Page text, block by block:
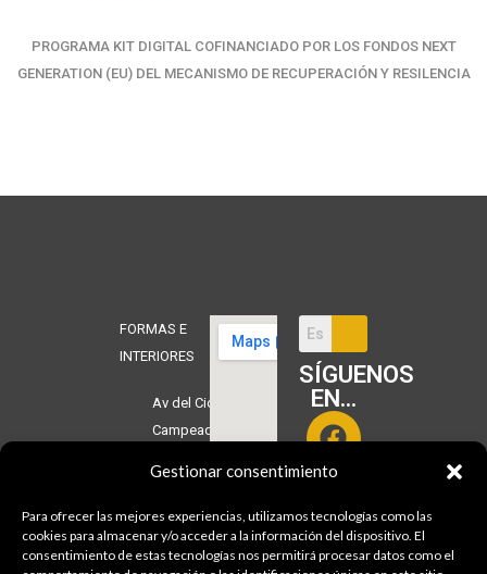
Gestionar consentimiento
Para ofrecer las mejores experiencias, utilizamos tecnologías como las
cookies para almacenar y/o acceder a la información del dispositivo. El
consentimiento de estas tecnologías nos permitirá procesar datos como el
PROGRAMA KIT DIGITAL COFINANCIADO POR LOS FONDOS NEXT
GENERATION (EU) DEL MECANISMO DE RECUPERACIÓN Y RESILENCIA
FORMAS E
INTERIORES
Av del Cid
Campeador,
Burgos
Tlf.
SÍGUENOS
EN...